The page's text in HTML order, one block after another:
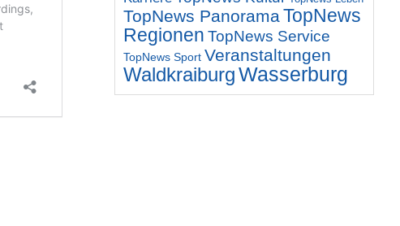
TopNews PanoramaTopNews
Regionen TopNews Service
TopNews Sport Veranstaltungen
WaldkraiburgWasserburg